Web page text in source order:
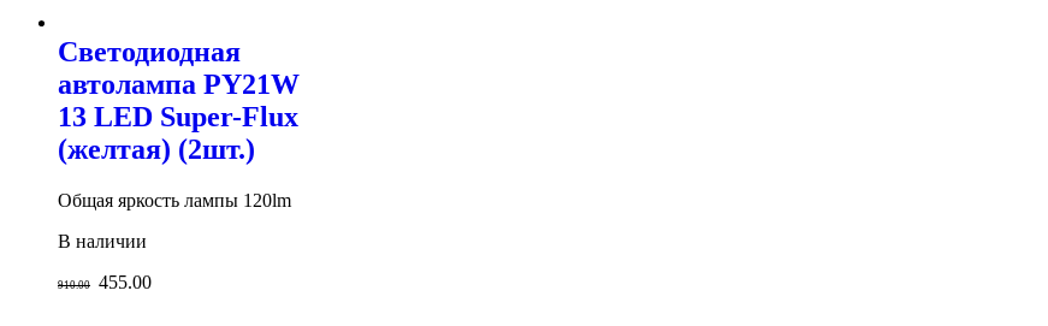
Светодиодная
автолампа PY21W
13 LED Super-Flux
(желтая) (2шт.)
Общая яркость лампы 120lm
В наличии
910.00 455.00